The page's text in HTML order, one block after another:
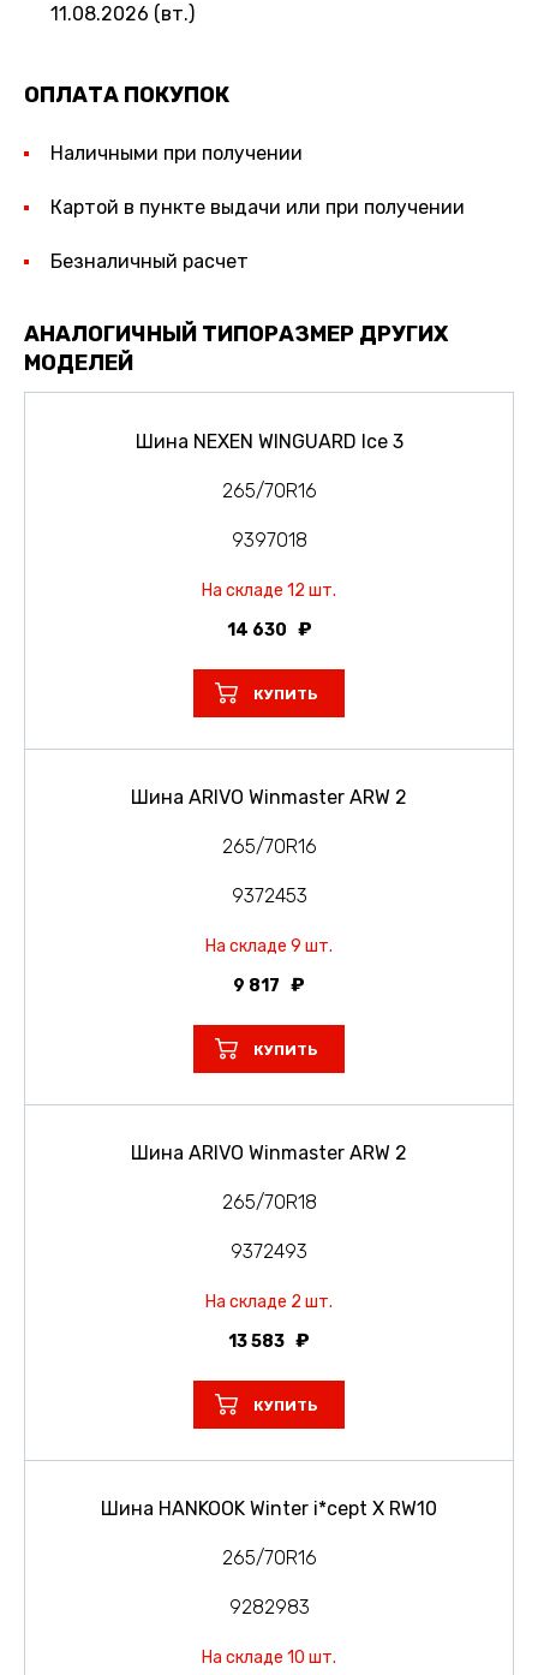
11.08.2026 (вт.)
ОПЛАТА ПОКУПОК
Наличными при получении
Картой в пункте выдачи или при получении
Безналичный расчет
АНАЛОГИЧНЫЙ ТИПОРАЗМЕР ДРУГИХ
МОДЕЛЕЙ
Шина NEXEN WINGUARD Ice 3
265/70R16
9397018
На складе 12 шт.
14 630
КУПИТЬ
Шина ARIVO Winmaster ARW 2
265/70R16
9372453
На складе 9 шт.
9 817
КУПИТЬ
Шина ARIVO Winmaster ARW 2
265/70R18
9372493
На складе 2 шт.
13 583
КУПИТЬ
Шина HANKOOK Winter i*cept X RW10
265/70R16
9282983
На складе 10 шт.